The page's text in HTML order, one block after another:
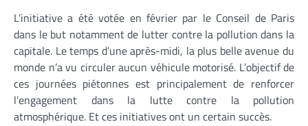
L’initiative a été votée en février par le Conseil de Paris
dans le but notamment de lutter contre la pollution dans la
capitale. Le temps d’une après-midi, la plus belle avenue du
monde n’a vu circuler aucun véhicule motorisé. L’objectif de
ces journées piétonnes est principalement de renforcer
l’engagement dans la lutte contre la pollution
atmosphérique. Et ces initiatives ont un certain succès.